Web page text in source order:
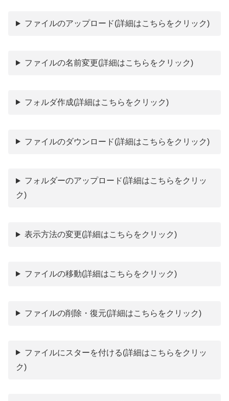
ファイルのアップロード(詳細はこちらをクリック)
ファイルの名前変更(詳細はこちらをクリック)
フォルダ作成(詳細はこちらをクリック)
ファイルのダウンロード(詳細はこちらをクリック)
フォルダーのアップロード(詳細はこちらをクリッ
ク)
表示方法の変更(詳細はこちらをクリック)
ファイルの移動(詳細はこちらをクリック)
ファイルの削除・復元(詳細はこちらをクリック)
ファイルにスターを付ける(詳細はこちらをクリッ
ク)